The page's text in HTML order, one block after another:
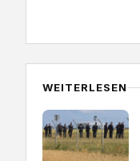
WEITERLESEN